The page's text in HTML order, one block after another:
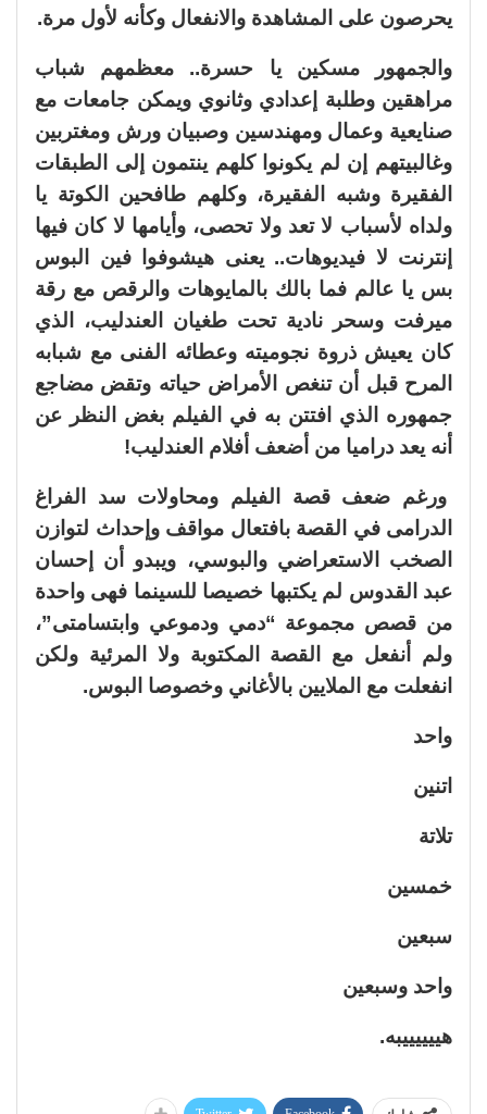
يحرصون على المشاهدة والانفعال وكأنه لأول مرة.
والجمهور مسكين يا حسرة.. معظمهم شباب
مراهقين وطلبة إعدادي وثانوي ويمكن جامعات مع
صنايعية وعمال ومهندسين وصبيان ورش ومغتربين
وغالبيتهم إن لم يكونوا كلهم ينتمون إلى الطبقات
الفقيرة وشبه الفقيرة، وكلهم طافحين الكوتة يا
ولداه لأسباب لا تعد ولا تحصى، وأيامها لا كان فيها
إنترنت لا فيديوهات.. يعنى هيشوفوا فين البوس
بس يا عالم فما بالك بالمايوهات والرقص مع رقة
ميرفت وسحر نادية تحت طغيان العندليب، الذي
كان يعيش ذروة نجوميته وعطائه الفنى مع شبابه
المرح قبل أن تنغص الأمراض حياته وتقض مضاجع
جمهوره الذي افتتن به في الفيلم بغض النظر عن
أنه يعد دراميا من أضعف أفلام العندليب!
ورغم ضعف قصة الفيلم ومحاولات سد الفراغ
الدرامى في القصة بافتعال مواقف وإحداث لتوازن
الصخب الاستعراضي والبوسي، ويبدو أن إحسان
عبد القدوس لم يكتبها خصيصا للسينما فهى واحدة
من قصص مجموعة “دمي ودموعي وابتسامتى”،
ولم أنفعل مع القصة المكتوبة ولا المرئية ولكن
انفعلت مع الملايين بالأغاني وخصوصا البوس.
واحد
اتنين
تلاتة
خمسين
سبعين
واحد وسبعين
هييييييبه.
مرتبط